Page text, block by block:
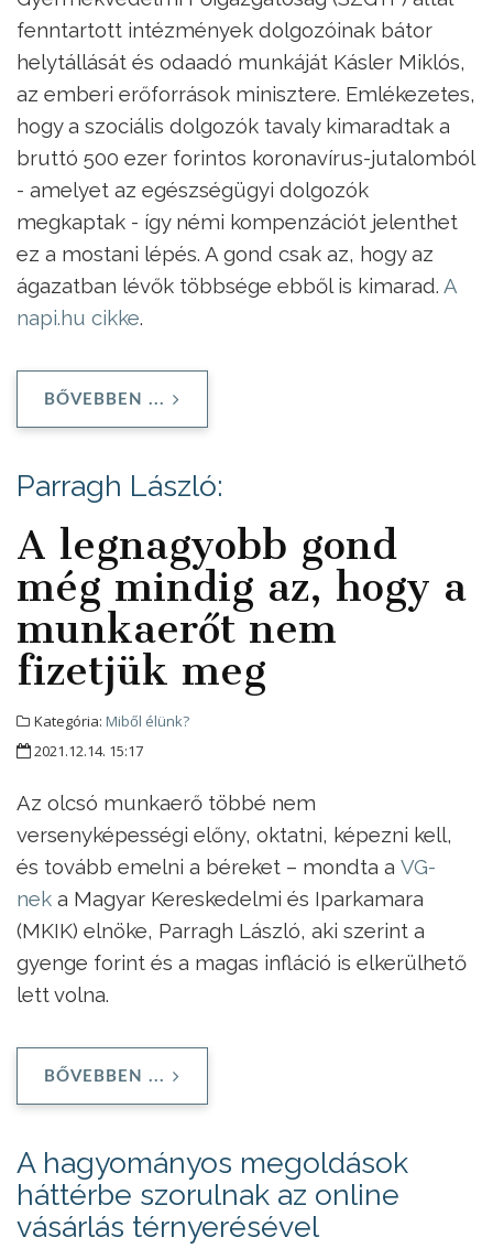
fenntartott intézmények dolgozóinak bátor
helytállását és odaadó munkáját Kásler Miklós,
az emberi erőforrások minisztere. Emlékezetes,
hogy a szociális dolgozók tavaly kimaradtak a
bruttó 500 ezer forintos koronavírus-jutalomból
- amelyet az egészségügyi dolgozók
megkaptak - így némi kompenzációt jelenthet
ez a mostani lépés. A gond csak az, hogy az
ágazatban lévők többsége ebből is kimarad. A
napi.hu cikke.
BŐVEBBEN ...
Parragh László:
A legnagyobb gond
még mindig az, hogy a
munkaerőt nem
fizetjük meg
Kategória: Miből élünk?
2021.12.14. 15:17
Az olcsó munkaerő többé nem
versenyképességi előny, oktatni, képezni kell,
és tovább emelni a béreket – mondta a VG-
nek a Magyar Kereskedelmi és Iparkamara
(MKIK) elnöke, Parragh László, aki szerint a
gyenge forint és a magas infláció is elkerülhető
lett volna.
BŐVEBBEN ...
A hagyományos megoldások
háttérbe szorulnak az online
vásárlás térnyerésével